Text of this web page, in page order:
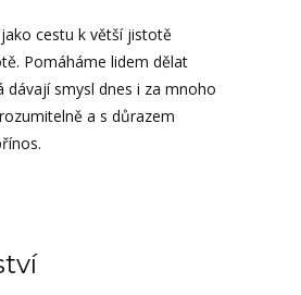
cestu k větší jistotě
Pomáháme lidem dělat
dávají smysl dnes i za mnoho
a s důrazem